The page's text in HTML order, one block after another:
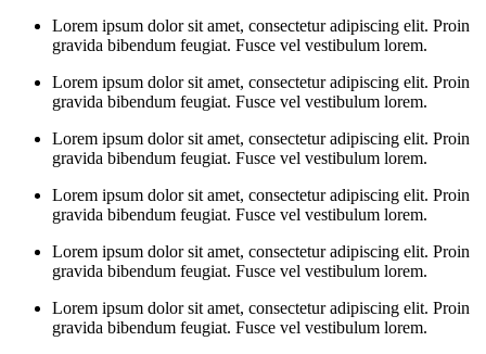
Lorem ipsum dolor sit amet, consectetur adipiscing elit. Proin
gravida bibendum feugiat. Fusce vel vestibulum lorem.
Lorem ipsum dolor sit amet, consectetur adipiscing elit. Proin
gravida bibendum feugiat. Fusce vel vestibulum lorem.
Lorem ipsum dolor sit amet, consectetur adipiscing elit. Proin
gravida bibendum feugiat. Fusce vel vestibulum lorem.
Lorem ipsum dolor sit amet, consectetur adipiscing elit. Proin
gravida bibendum feugiat. Fusce vel vestibulum lorem.
Lorem ipsum dolor sit amet, consectetur adipiscing elit. Proin
gravida bibendum feugiat. Fusce vel vestibulum lorem.
Lorem ipsum dolor sit amet, consectetur adipiscing elit. Proin
gravida bibendum feugiat. Fusce vel vestibulum lorem.